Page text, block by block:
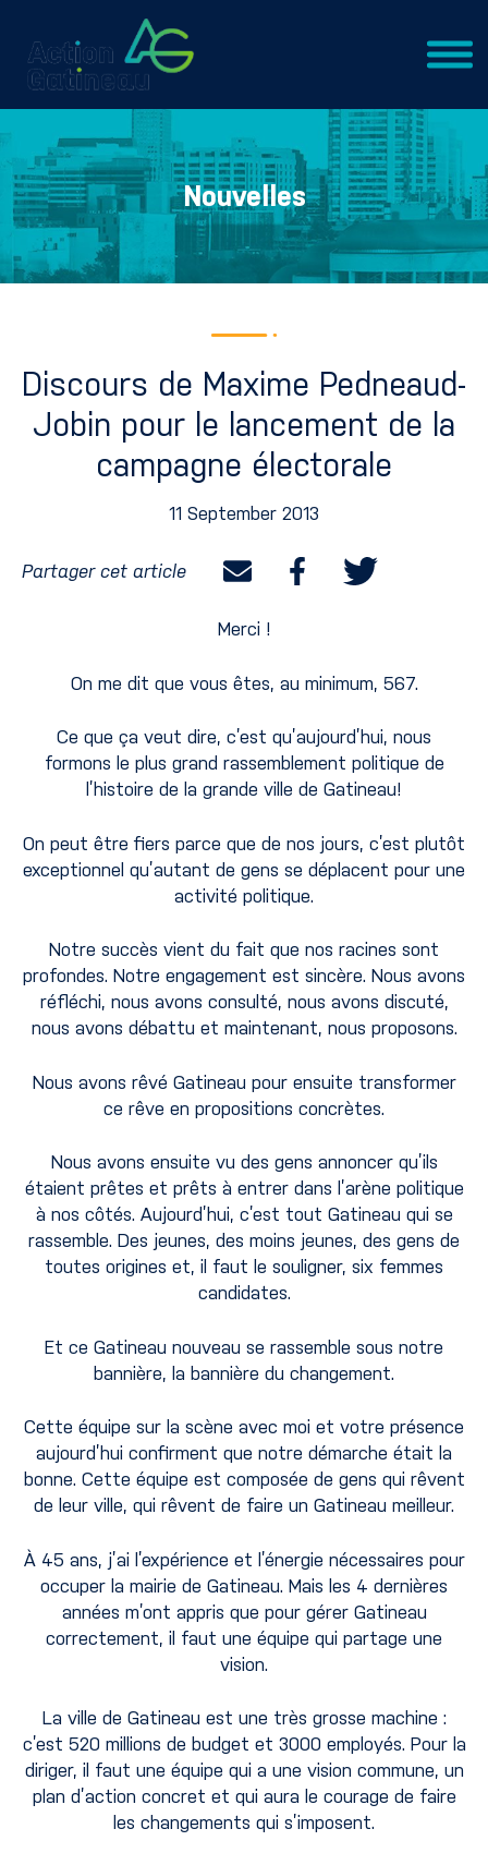
Nouvelles
Discours de Maxime Pedneaud-
Jobin pour le lancement de la
campagne électorale
11 September 2013
Partager cet article
Merci !
On me dit que vous êtes, au minimum, 567.
Ce que ça veut dire, c’est qu’aujourd’hui, nous
formons le plus grand rassemblement politique de
l’histoire de la grande ville de Gatineau!
On peut être fiers parce que de nos jours, c’est plutôt
exceptionnel qu’autant de gens se déplacent pour une
activité politique.
Notre succès vient du fait que nos racines sont
profondes. Notre engagement est sincère. Nous avons
réfléchi, nous avons consulté, nous avons discuté,
nous avons débattu et maintenant, nous proposons.
Nous avons rêvé Gatineau pour ensuite transformer
ce rêve en propositions concrètes.
Nous avons ensuite vu des gens annoncer qu’ils
étaient prêtes et prêts à entrer dans l’arène politique
à nos côtés. Aujourd’hui, c’est tout Gatineau qui se
rassemble. Des jeunes, des moins jeunes, des gens de
toutes origines et, il faut le souligner, six femmes
candidates.
Et ce Gatineau nouveau se rassemble sous notre
bannière, la bannière du changement.
Cette équipe sur la scène avec moi et votre présence
aujourd’hui confirment que notre démarche était la
bonne. Cette équipe est composée de gens qui rêvent
de leur ville, qui rêvent de faire un Gatineau meilleur.
À 45 ans, j’ai l’expérience et l’énergie nécessaires pour
occuper la mairie de Gatineau. Mais les 4 dernières
années m’ont appris que pour gérer Gatineau
correctement, il faut une équipe qui partage une
vision.
La ville de Gatineau est une très grosse machine :
c’est 520 millions de budget et 3000 employés. Pour la
diriger, il faut une équipe qui a une vision commune, un
plan d’action concret et qui aura le courage de faire
les changements qui s’imposent.